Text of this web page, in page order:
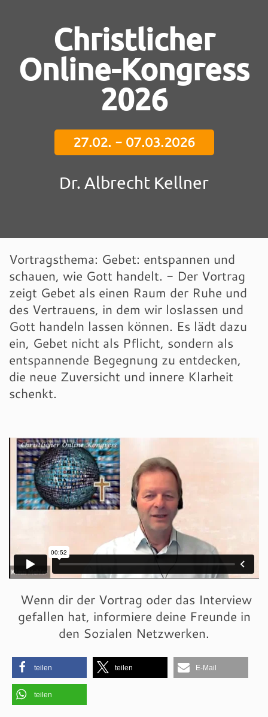
Christlicher
Online-Kongress
2026
27.02. - 07.03.2026
Dr. Albrecht Kellner
Vortragsthema: Gebet: entspannen und
schauen, wie Gott handelt. - Der Vortrag
zeigt Gebet als einen Raum der Ruhe und
des Vertrauens, in dem wir loslassen und
Gott handeln lassen können. Es lädt dazu
ein, Gebet nicht als Pflicht, sondern als
entspannende Begegnung zu entdecken,
die neue Zuversicht und innere Klarheit
schenkt.
Wenn dir der Vortrag oder das Interview
gefallen hat, informiere deine Freunde in
den Sozialen Netzwerken.
teilen teilen E-Mail
teilen